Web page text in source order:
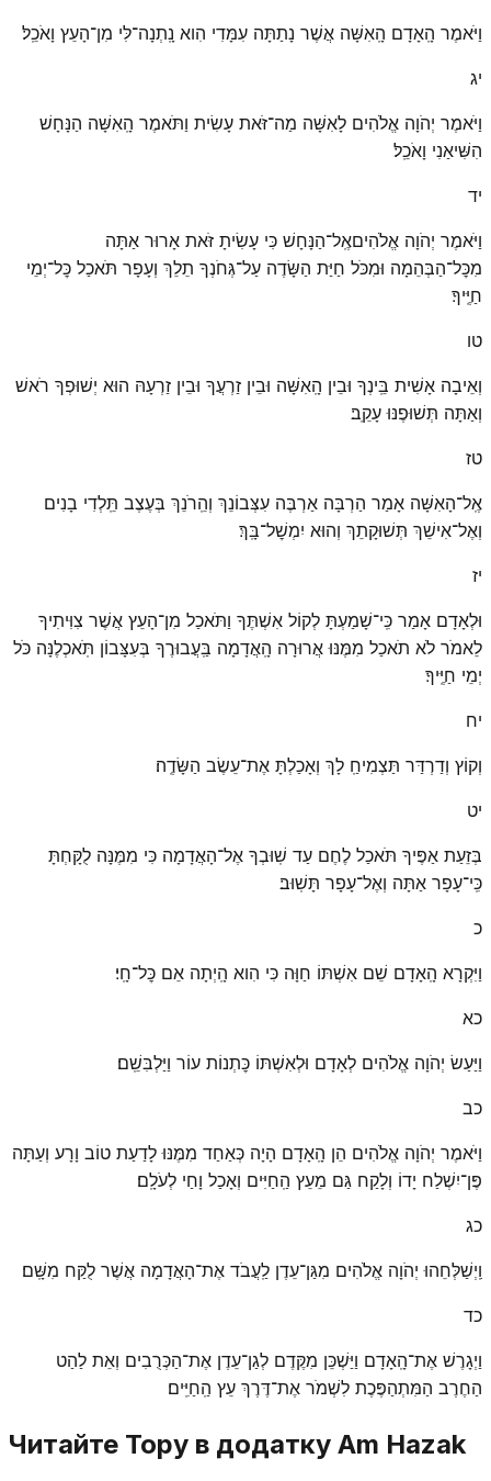
וַיֹּאמֶר הָֽאָדָם הָֽאִשָּׁה אֲשֶׁר נָתַתָּה עִמָּדִי הִוא נָֽתְנָה־לִּי מִן־הָעֵץ וָאֹכֵֽל׃
יג
וַיֹּאמֶר יְהֹוָה אֱלֹהִים לָאִשָּׁה מַה־זֹּאת עָשִׂית וַתֹּאמֶר הָֽאִשָּׁה הַנָּחָשׁ
הִשִּׁיאַנִי וָאֹכֵֽל׃
יד
וַיֹּאמֶר יְהֹוָה אֱלֹהִיםאֶֽל־הַנָּחָשׁ כִּי עָשִׂיתָ זֹּאת אָרוּר אַתָּה
מִכׇּל־הַבְּהֵמָה וּמִכֹּל חַיַּת הַשָּׂדֶה עַל־גְּחֹנְךָ תֵלֵךְ וְעָפָר תֹּאכַל כׇּל־יְמֵי
חַיֶּֽיךָ׃
טו
וְאֵיבָה אָשִׁית בֵּֽינְךָ וּבֵין הָֽאִשָּׁה וּבֵין זַרְעֲךָ וּבֵין זַרְעָהּ הוּא יְשׁוּפְךָ רֹאשׁ
וְאַתָּה תְּשׁוּפֶנּוּ עָקֵֽב׃
טז
אֶֽל־הָאִשָּׁה אָמַר הַרְבָּה אַרְבֶּה עִצְּבוֹנֵךְ וְהֵֽרֹנֵךְ בְּעֶצֶב תֵּֽלְדִי בָנִים
וְאֶל־אִישֵׁךְ תְּשׁוּקָתֵךְ וְהוּא יִמְשׇׁל־בָּֽךְ׃
יז
וּלְאָדָם אָמַר כִּֽי־שָׁמַעְתָּ לְקוֹל אִשְׁתֶּךָ וַתֹּאכַל מִן־הָעֵץ אֲשֶׁר צִוִּיתִיךָ
לֵאמֹר לֹא תֹאכַל מִמֶּנּוּ אֲרוּרָה הָֽאֲדָמָה בַּֽעֲבוּרֶךָ בְּעִצָּבוֹן תֹּֽאכְלֶנָּה כֹּל
יְמֵי חַיֶּֽיךָ׃
יח
וְקוֹץ וְדַרְדַּר תַּצְמִיחַֽ לָךְ וְאָכַלְתָּ אֶת־עֵשֶׂב הַשָּׂדֶֽה׃
יט
בְּזֵעַת אַפֶּיךָ תֹּאכַל לֶחֶם עַד שֽׁוּבְךָ אֶל־הָאֲדָמָה כִּי מִמֶּנָּה לֻקָּחְתָּ
כִּֽי־עָפָר אַתָּה וְאֶל־עָפָר תָּשֽׁוּב׃
כ
וַיִּקְרָא הָֽאָדָם שֵׁם אִשְׁתּוֹ חַוָּה כִּי הִוא הָֽיְתָה אֵם כׇּל־חָֽי׃
כא
וַיַּעַשׂ יְהֹוָה אֱלֹהִים לְאָדָם וּלְאִשְׁתּוֹ כׇּתְנוֹת עוֹר וַיַּלְבִּשֵֽׁם׃
כב
וַיֹּאמֶר יְהֹוָה אֱלֹהִים הֵן הָֽאָדָם הָיָה כְּאַחַד מִמֶּנּוּ לָדַעַת טוֹב וָרָע וְעַתָּה
פֶּן־יִשְׁלַח יָדוֹ וְלָקַח גַּם מֵעֵץ הַֽחַיִּים וְאָכַל וָחַי לְעֹלָֽם׃
כג
וַֽיְשַׁלְּחֵהוּ יְהֹוָה אֱלֹהִים מִגַּן־עֵדֶן לַֽעֲבֹד אֶת־הָאֲדָמָה אֲשֶׁר לֻקַּח מִשָּֽׁם׃
כד
וַיְגָרֶשׁ אֶת־הָֽאָדָם וַיַּשְׁכֵּן מִקֶּדֶם לְגַן־עֵדֶן אֶת־הַכְּרֻבִים וְאֵת לַהַט
הַחֶרֶב הַמִּתְהַפֶּכֶת לִשְׁמֹר אֶת־דֶּרֶךְ עֵץ הַֽחַיִּֽים׃
Читайте Тору в додатку Am Hazak